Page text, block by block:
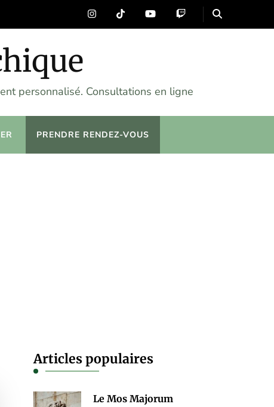
personnalisé. Consultations en ligne
PRENDRE RENDEZ-VOUS
Articles populaires
Le Mos Majorum